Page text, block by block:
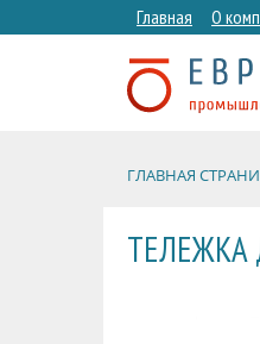
Главная О
ГЛАВНАЯ
ТЕЛЕЖКА